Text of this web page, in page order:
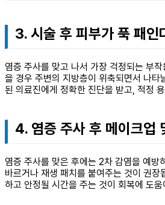
3. 시술 후 피부가 푹 패인
염증 주사를 맞고 나서 가장 걱정되는 부
을 경우 주변의 지방층이 위축되면서 나
된 의료진에게 정확한 진단을 받고, 적정
4. 염증 주사 후 메이크업
염증 주사를 맞은 후에는 2차 감염을 예
바르거나 재생 패치를 붙여주는 것이 권
하고 안정될 시간을 주는 것이 회복에 도움